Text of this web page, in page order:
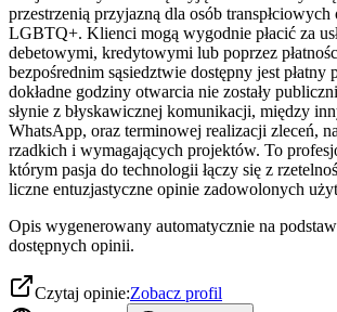
przestrzenią przyjazną dla osób transpłciowych
LGBTQ+. Klienci mogą wygodnie płacić za
debetowymi, kredytowymi lub poprzez
bezpośrednim sąsiedztwie dostępny jest płatny
dokładne godziny otwarcia nie zostały
słynie z błyskawicznej komunikacji, między
WhatsApp, oraz terminowej realizacji zleceń,
rzadkich i wymagających projektów. To
którym pasja do technologii łączy się z
liczne entuzjastyczne opinie zadowolonych
Opis wygenerowany automatycznie na
dostępnych opinii.
Czytaj opinie:Zobacz profil